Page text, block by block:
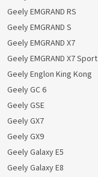
Geely EMGRAND RS
Geely EMGRAND S
Geely EMGRAND X7
Geely EMGRAND X7 Sport
Geely Englon King Kong
Geely GC 6
Geely GSE
Geely GX7
Geely GX9
Geely Galaxy E5
Geely Galaxy E8